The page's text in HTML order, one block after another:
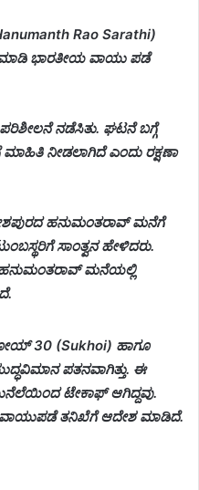
Rao Sarathi)
ಮಾಡಿ ಭಾರತೀಯ ವಾಯು ಪಡೆ
ನಡೆಸಿತು. ಘಟನೆ ಬಗ್ಗೆ
ನೀಡಲಾಗಿದೆ ಎಂದು ರಕ್ಷಣಾ
ಹನುಮಂತರಾವ್ ಮನೆಗೆ
ಸಾಂತ್ವನ ಹೇಳಿದರು.
ಹನುಮಂತರಾವ್ ಮನೆಯಲ್ಲಿ
30 (Sukhoi) ಹಾಗೂ
ಪತನವಾಗಿತ್ತು. ಈ
ಟೇಕಾಫ್‌ ಆಗಿದ್ದವು.
ತನಿಖೆಗೆ ಆದೇಶ ಮಾಡಿದೆ.